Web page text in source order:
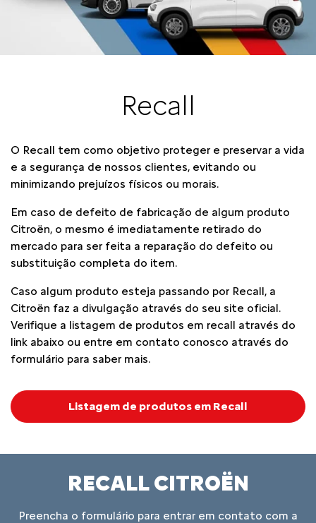
Recall
O Recall tem como objetivo proteger e preservar a vida
e a segurança de nossos clientes, evitando ou
minimizando prejuízos físicos ou morais.
Em caso de defeito de fabricação de algum produto
Citroën, o mesmo é imediatamente retirado do
mercado para ser feita a reparação do defeito ou
substituição completa do item.
Caso algum produto esteja passando por Recall, a
Citroën faz a divulgação através do seu site oficial.
Verifique a listagem de produtos em recall através do
link abaixo ou entre em contato conosco através do
formulário para saber mais.
Listagem de produtos em Recall
RECALL CITROËN
Preencha o formulário para entrar em contato com a